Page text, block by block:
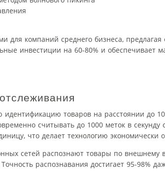
для компаний среднего бизнеса,
инвестиции на 60-80% и обеспечивает
идентификацию товаров на расстоянии до
считывать до 1000 меток в секунду
что делает технологию
сетей распознают товары по внешнему
распознавания достигает 95-98%